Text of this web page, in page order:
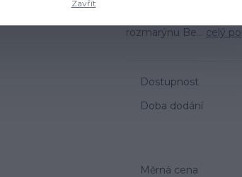
skvělý zdroj vysoce
trávení a imunity
rozmarýnu Be... celý
Dostupnost
Doba dodání
Měrná cena
Zavřít